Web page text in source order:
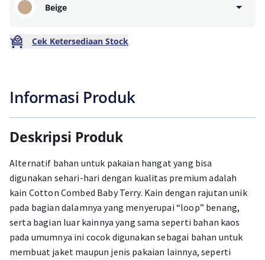
Beige
Cek Ketersediaan Stock
Informasi Produk
Deskripsi Produk
Alternatif bahan untuk pakaian hangat yang bisa
digunakan sehari-hari dengan kualitas premium adalah
kain Cotton Combed Baby Terry. Kain dengan rajutan unik
pada bagian dalamnya yang menyerupai “loop” benang,
serta bagian luar kainnya yang sama seperti bahan kaos
pada umumnya ini cocok digunakan sebagai bahan untuk
membuat jaket maupun jenis pakaian lainnya, seperti